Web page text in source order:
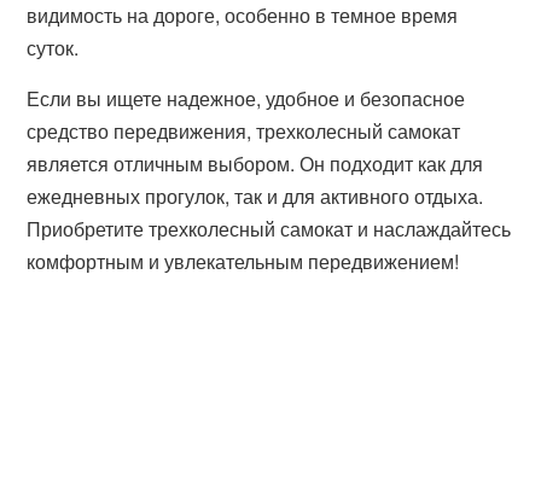
видимость на дороге, особенно в темное время
суток.
Если вы ищете надежное, удобное и безопасное
средство передвижения, трехколесный самокат
является отличным выбором. Он подходит как для
ежедневных прогулок, так и для активного отдыха.
Приобретите трехколесный самокат и наслаждайтесь
комфортным и увлекательным передвижением!